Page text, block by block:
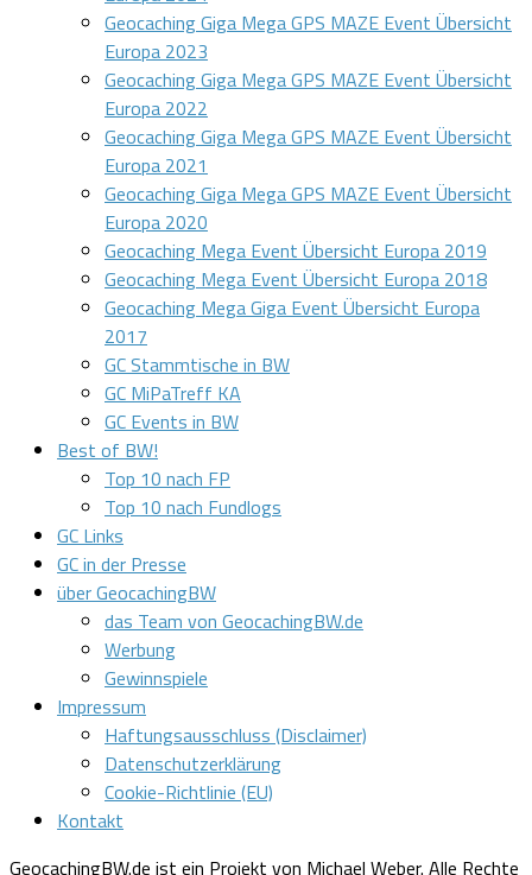
Geocaching Giga Mega GPS MAZE Event Übersicht
Europa 2023
Geocaching Giga Mega GPS MAZE Event Übersicht
Europa 2022
Geocaching Giga Mega GPS MAZE Event Übersicht
Europa 2021
Geocaching Giga Mega GPS MAZE Event Übersicht
Europa 2020
Geocaching Mega Event Übersicht Europa 2019
Geocaching Mega Event Übersicht Europa 2018
Geocaching Mega Giga Event Übersicht Europa
2017
GC Stammtische in BW
GC MiPaTreff KA
GC Events in BW
Best of BW!
Top 10 nach FP
Top 10 nach Fundlogs
GC Links
GC in der Presse
über GeocachingBW
das Team von GeocachingBW.de
Werbung
Gewinnspiele
Impressum
Haftungsausschluss (Disclaimer)
Datenschutzerklärung
Cookie-Richtlinie (EU)
Kontakt
GeocachingBW.de ist ein Projekt von Michael Weber. Alle Rechte